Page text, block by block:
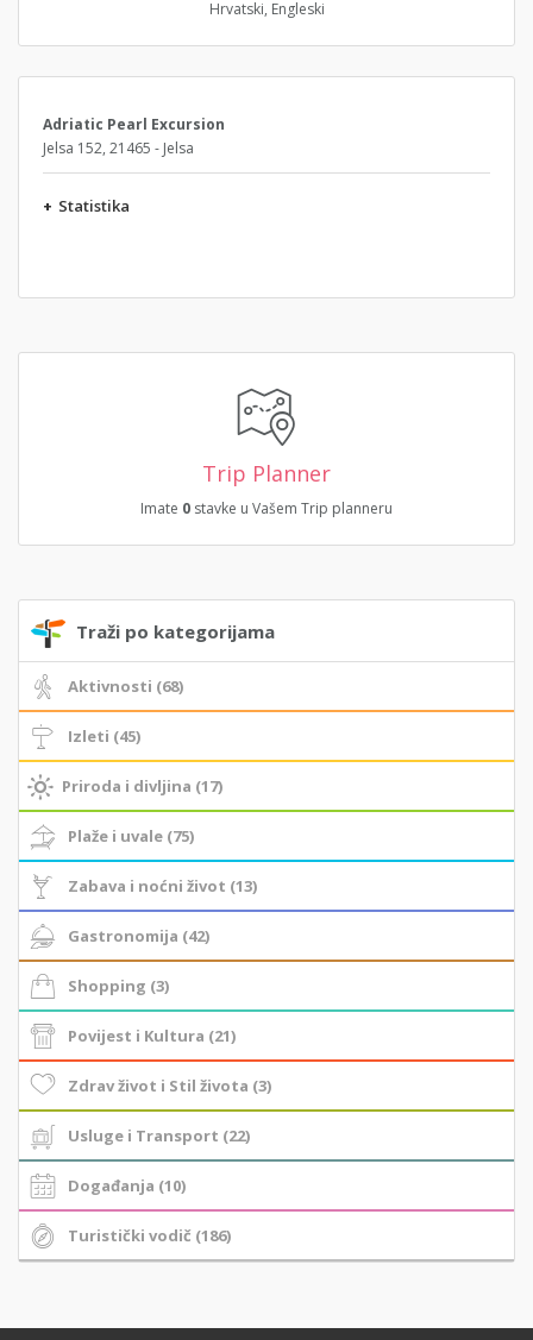
Hrvatski, Engleski
Adriatic Pearl Excursion
Jelsa 152, 21465 - Jelsa
+ Statistika
Trip Planner
Imate 0 stavke u Vašem Trip planneru
Traži po kategorijama
Aktivnosti (68)
Izleti (45)
Priroda i divljina (17)
Plaže i uvale (75)
Zabava i noćni život (13)
Gastronomija (42)
Shopping (3)
Povijest i Kultura (21)
Zdrav život i Stil života (3)
Usluge i Transport (22)
Događanja (10)
Turistički vodič (186)